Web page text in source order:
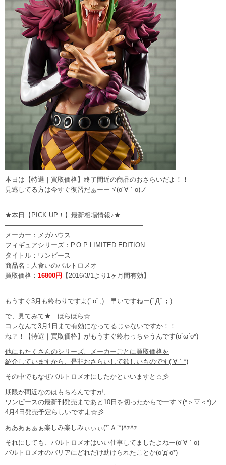
本日は【特選｜買取価格】終了間近の商品のおさらいだよ！！
見逃してる方は今すぐ復習だぁーーヾ(o´∀｀o)ノ
★本日【PICK UP！】最新相場情報♪★
—————————————————————
メーカー： メガハウス
フィギュアシリーズ：P.O.P LIMITED EDITION
タイトル：ワンピース
商品名：人食いのバルトロメオ
買取価格： 16800円 【2016/3/1より1ヶ月間有効】
—————————————————————
もうすぐ3月も終わりですよ(ﾟoﾟ;) 早いですねー(ﾟДﾟ；)
で、見てみて★ ほらほら☆
コレなんて3月1日まで有効になってるじゃないですか！！
ね？！【特選｜買取価格】がもうすぐ終わっちゃうんです(o`ω´o*)
他にもたくさんのシリーズ、メーカーごとに買取価格を
紹介していますから、是非おさらいして欲しいものです(´∀｀*)
その中でもなぜバルトロメオにしたかといいますと☆彡
期限が間近なのはもちろんですが、
ワンピースの最新刊発売まであと10日を切ったからでーすヾ(*＞▽＜*)ノ
4月4日発売予定らしいですよ☆彡
あああぁぁぁ楽しみ楽しみぃぃぃ(*´Ａ`*)ﾊｧﾊｧ
それにしても、バルトロメオはいい仕事してましたよねー(o´∀｀o)
バルトロメオのバリアにどれだけ助けられたことか(o`д´o*)